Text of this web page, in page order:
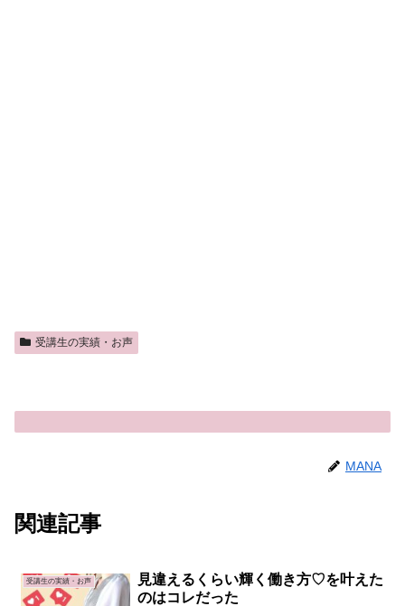
受講生の実績・お声
MANA
関連記事
受講生の実績・お声
見違えるくらい輝く働き方♡を叶えた
のはコレだった